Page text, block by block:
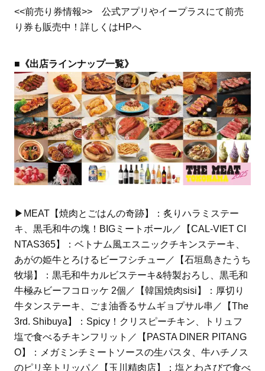
<<前売り券情報>> 公式アプリやイープラスにて前売
り券も販売中！詳しくはHPへ
■《出店ラインナップ一覧》
▶︎MEAT【焼肉とごはんの奇跡】：炙りハラミステー
キ、黒毛和牛の塊！BIGミートボール／【CAL-VIET CI
NTAS365】：ベトナム風エスニックチキンステーキ、
あがの姫牛とろけるビーフシチュー／【石垣島きたうち
牧場】：黒毛和牛カルビステーキ&特製おろし、黒毛和
牛極みビーフコロッケ 2個／【韓国焼肉sisi】：厚切り
牛タンステーキ、ごま油香るサムギョプサル串／【The
3rd. Shibuya】：Spicy！クリスピーチキン、トリュフ
塩で食べるチキンフリット／【PASTA DINER PITANG
O】：メガミンチミートソースの生パスタ、牛ハチノス
のピリ辛トリッパ／【玉川精肉店】：塩とわさびで食べ